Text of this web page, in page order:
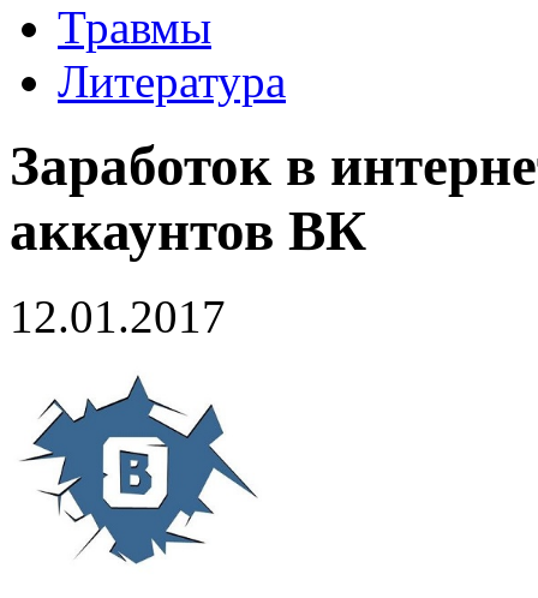
Травмы
Литература
Заработок в
аккаунтов ВК
12.01.2017